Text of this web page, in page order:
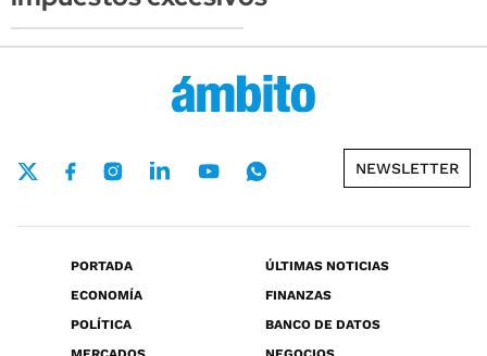
NEWSLETTER
PORTADA
ÚLTIMAS NOTICIAS
ECONOMÍA
FINANZAS
POLÍTICA
BANCO DE DATOS